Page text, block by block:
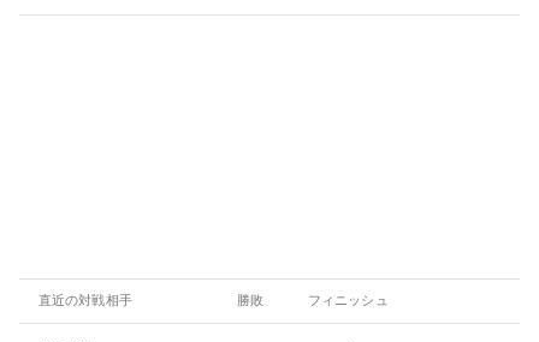
直近の対戦相手 勝敗 フィニッシュ